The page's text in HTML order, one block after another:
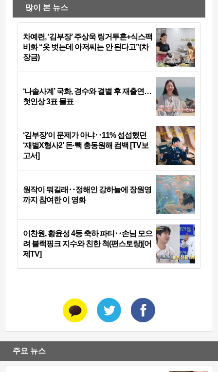
많이 본 뉴스
차예련, ‘김부장’ 주상욱 링거투혼+식스팩
비화 “옷 벗는데 아저씨는 안 된다고”(차
장금)
‘나솔사계’ 국화, 경수와 결별 후 재출연…
첫인상 3표 몰표
‘김부장’이 문제가 아냐‥11% 섭섭했던
‘재벌X형사2’ 돈·빽 총동원해 컴백 [TV보
고서]
원작이 뭐길래‥정해인 강하늘에 장원영
까지 참여한 이 영화
이찬원, 황윤성 4등 축하 파티‥손님 모으
려 블랙핑크 지수와 친한 척(편스토랑)[어
제TV]
주요 뉴스